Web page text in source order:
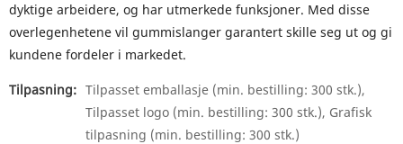
dyktige arbeidere, og har utmerkede funksjoner. Med disse
overlegenhetene vil gummislanger garantert skille seg ut og gi
kundene fordeler i markedet.
Tilpasning: Tilpasset emballasje (min. bestilling: 300 stk.),
Tilpasset logo (min. bestilling: 300 stk.), Grafisk
tilpasning (min. bestilling: 300 stk.)